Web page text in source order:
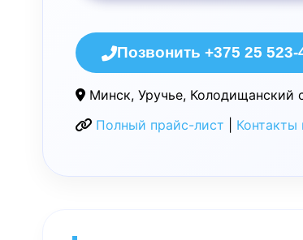
Позвонить +375 25 523-
Минск, Уручье, Колодищанский
Полный прайс-лист
Контакты